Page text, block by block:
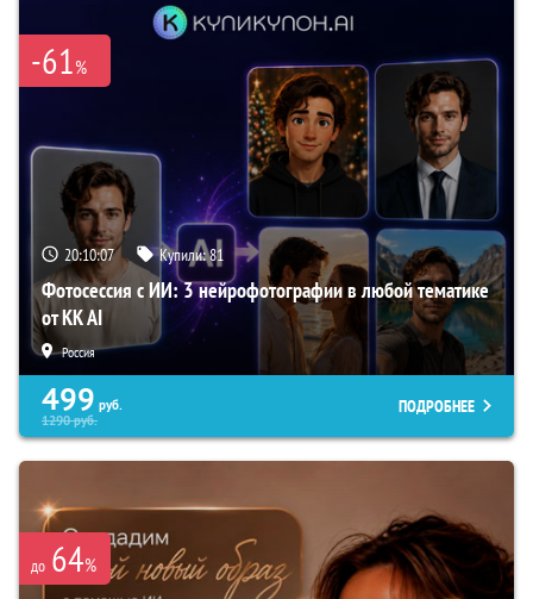
-61%
20:10:06 Купили:81
Фотосессия с ИИ: 3 нейрофотографии в любой тематике
от KK AI
Россия
499 руб.
1290руб.
ПОДРОБНЕЕ
до 64%